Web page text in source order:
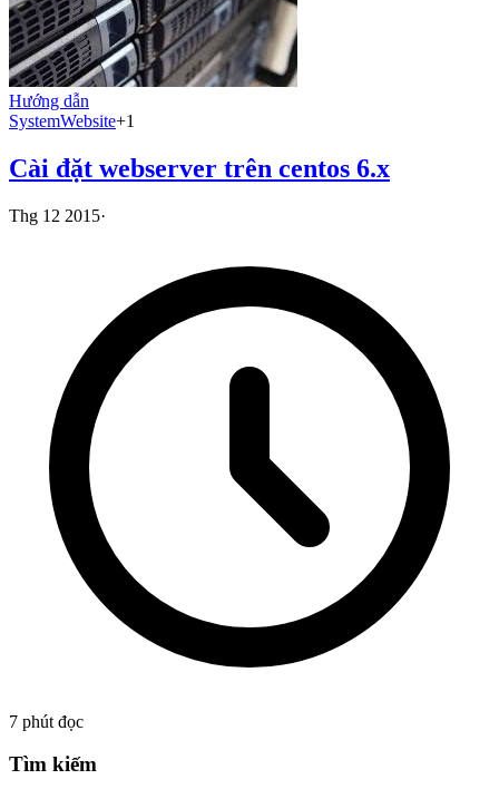
Hướng dẫn
SystemWebsite+1
Cài đặt webserver trên centos 6.x
Thg 12 2015·
7 phút đọc
Tìm kiếm